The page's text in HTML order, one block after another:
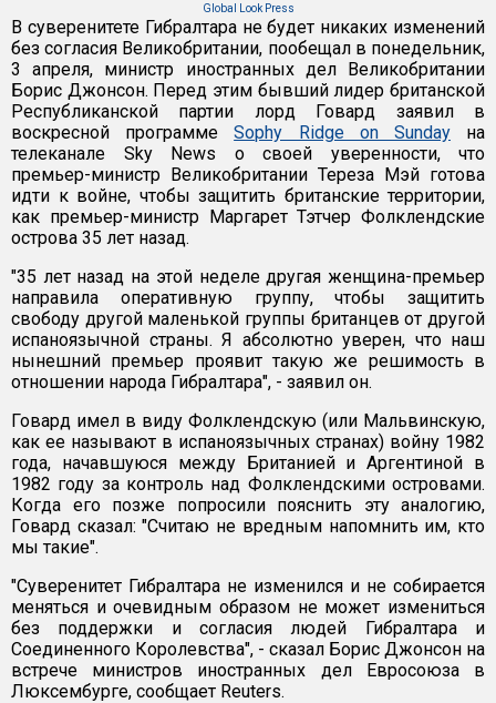
Global Look Press
В суверенитете Гибралтара не будет никаких изменений
без согласия Великобритании, пообещал в понедельник,
3 апреля, министр иностранных дел Великобритании
Борис Джонсон. Перед этим бывший лидер британской
Республиканской партии лорд Говард заявил в
воскресной программеSophy Ridge on Sundayна
телеканале Sky News о своей уверенности, что
премьер-министр Великобритании Тереза Мэй готова
идти к войне, чтобы защитить британские территории,
как премьер-министр Маргарет Тэтчер Фолклендские
острова 35 лет назад.
"35 лет назад на этой неделе другая женщина-премьер
направила оперативную группу, чтобы защитить
свободу другой маленькой группы британцев от другой
испаноязычной страны. Я абсолютно уверен, что наш
нынешний премьер проявит такую же решимость в
отношении народа Гибралтара", - заявил он.
Говард имел в виду Фолклендскую (или Мальвинскую,
как ее называют в испаноязычных странах) войну 1982
года, начавшуюся между Британией и Аргентиной в
1982 году за контроль над Фолклендскими островами.
Когда его позже попросили пояснить эту аналогию,
Говард сказал: "Считаю не вредным напомнить им, кто
мы такие".
"Суверенитет Гибралтара не изменился и не собирается
меняться и очевидным образом не может измениться
без поддержки и согласия людей Гибралтара и
Соединенного Королевства", - сказал Борис Джонсон на
встрече министров иностранных дел Евросоюза в
Люксембурге, сообщает Reuters.